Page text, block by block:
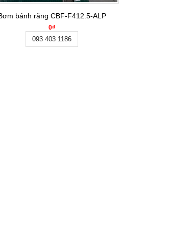
bánh răng CBF-F412.5-ALP
0₫
093 403 1186